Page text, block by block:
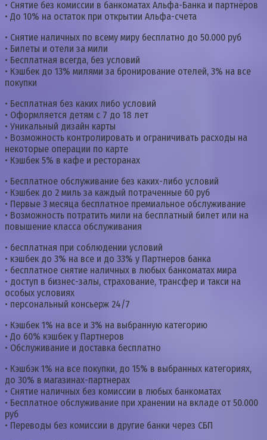
• Снятие без комиссии в банкоматах Альфа-Банка и партнёров
• До 10% на остаток при открытии Альфа-счета
• Снятие наличных по всему миру бесплатно до 50.000 руб
• Билеты и отели за мили
• Бесплатная всегда, без условий
• Кэшбек до 13% милями за бронирование отелей, 3% на все
покупки
• Бесплатная без каких либо условий
• Оформляется детям с 7 до 18 лет
• Уникальный дизайн карты
• Возможность контролировать и ограничивать расходы на
некоторые операции по карте
• Кэшбек 5% в кафе и ресторанах
• Бесплатное обслуживание без каких-либо условий
• Кэшбек до 2 миль за каждый потраченные 60 руб
• Первые 3 месяца бесплатное премиальное обслуживание
• Возможность потратить мили на бесплатный билет или на
повышение класса обслуживания
• бесплатная при соблюдении условий
• кэшбек до 3% на все и до 33% у Партнеров банка
• бесплатное снятие наличных в любых банкоматах мира
• доступ в бизнес-залы, страхование, трансфер и такси на
особых условиях
• персональный консьерж 24/7
• Кэшбек 1% на все и 3% на выбранную категорию
• До 60% кэшбек у Партнеров
• Обслуживание и доставка бесплатно
• Кэшбэк 1% на все покупки, до 15% в выбранных категориях,
до 30% в магазинах-партнерах
• Снятие наличных без комиссии в любых банкоматах
• Бесплатное обслуживание при хранении на вкладе от 50.000
руб
• Переводы без комиссии в другие банки через СБП